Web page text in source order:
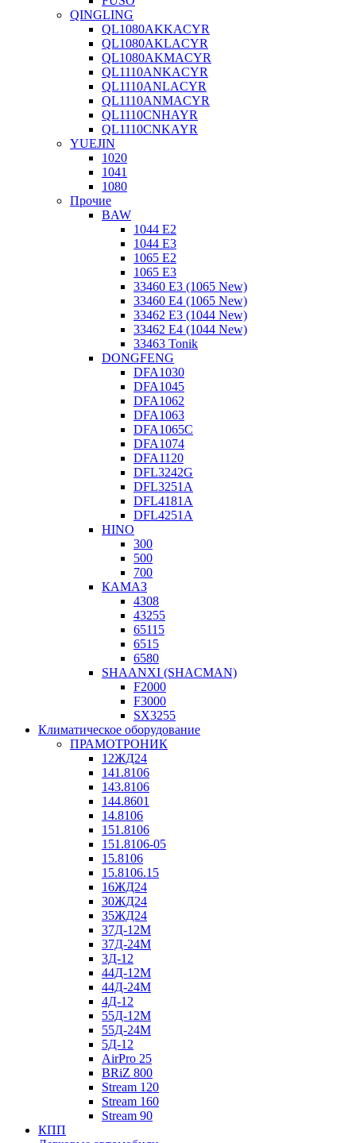
QINGLING
QL1080AKKACYR
QL1080AKLACYR
QL1080AKMACYR
QL1110ANKACYR
QL1110ANLACYR
QL1110ANMACYR
QL1110CNHAYR
QL1110CNKAYR
YUEJIN
1020
1041
1080
Прочие
BAW
1044 E2
1044 E3
1065 E2
1065 E3
33460 E3 (1065 New)
33460 E4 (1065 New)
33462 E3 (1044 New)
33462 E4 (1044 New)
33463 Tonik
DONGFENG
DFA1030
DFA1045
DFA1062
DFA1063
DFA1065C
DFA1074
DFA1120
DFL3242G
DFL3251A
DFL4181A
DFL4251A
HINO
300
500
700
КАМАЗ
4308
43255
65115
6515
6580
SHAANXI (SHACMAN)
F2000
F3000
SX3255
Климатическое оборудование
ПРАМОТРОНИК
12ЖД24
141.8106
143.8106
144.8601
14.8106
151.8106
151.8106-05
15.8106
15.8106.15
16ЖД24
30ЖД24
35ЖД24
37Д-12М
37Д-24М
3Д-12
44Д-12М
44Д-24М
4Д-12
55Д-12М
55Д-24М
5Д-12
AirPro 25
BRiZ 800
Stream 120
Stream 160
Stream 90
КПП